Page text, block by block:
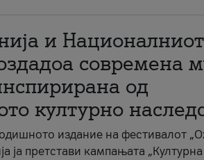
и
современа
од
културно
издание на фестивалот
ја претстави кампањата „Културна